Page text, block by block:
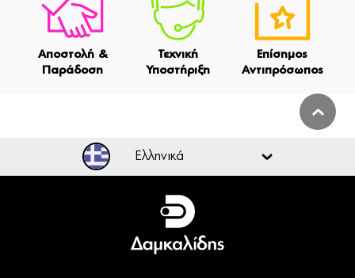
Αποστολή &
Παράδοση
Τεχνική
Υποστήριξη
Επίσημος
Αντιπρόσωπος
Ελληνικά
Ελληνικά
English